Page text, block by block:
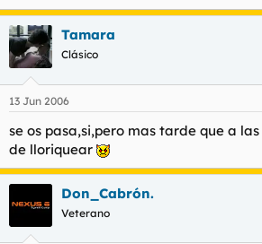
Tamara
Clásico
13 Jun 2006
se os pasa,si,pero mas tarde que a
de lloriquear
Don_Cabrón.
Veterano